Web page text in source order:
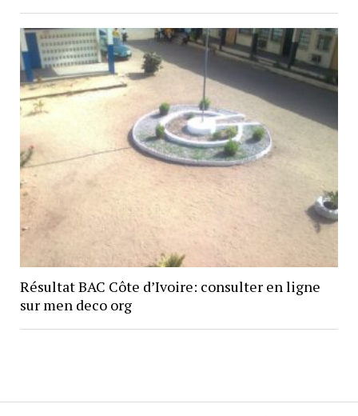
Résultat BAC Côte d’Ivoire: consulter en ligne
sur men deco org